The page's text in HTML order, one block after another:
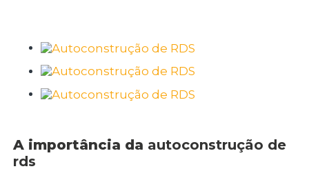
A importância da autoconstrução de
rds